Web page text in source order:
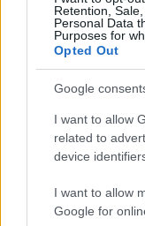
Retention,
Personal Data
Purposes for
Opted Out
Google
I want to allow
related to
device
I want to allow
Google for
Aldo Moro,
uno statista
di Luigi Trisolino
10 Agosto 2025,